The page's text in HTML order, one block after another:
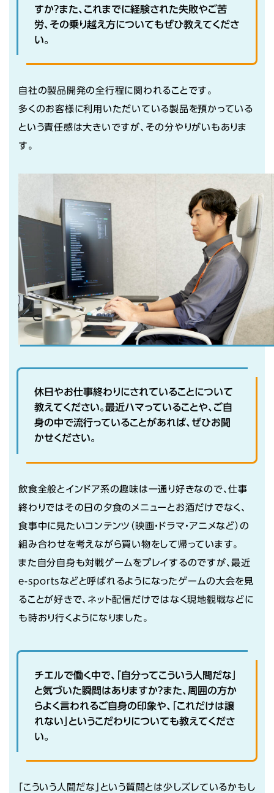
すか？また、これまでに経験された失敗やご苦
労、その乗り越え方についてもぜひ教えてくださ
い。
自社の製品開発の全行程に関われることです。
多くのお客様に利用いただいている製品を預かっている
という責任感は大きいですが、その分やりがいもありま
す。
休日やお仕事終わりにされていることについて
教えてください。最近ハマっていることや、ご自
身の中で流行っていることがあれば、ぜひお聞
かせください。
飲食全般とインドア系の趣味は一通り好きなので、仕事
終わりではその日の夕食のメニューとお酒だけでなく、
食事中に見たいコンテンツ（映画・ドラマ・アニメなど）の
組み合わせを考えながら買い物をして帰っています。
また自分自身も対戦ゲームをプレイするのですが、最近
e-sportsなどと呼ばれるようになったゲームの大会を見
ることが好きで、ネット配信だけではなく現地観戦などに
も時おり行くようになりました。
チエルで働く中で、「自分ってこういう人間だな」
と気づいた瞬間はありますか？また、周囲の方か
らよく言われるご自身の印象や、「これだけは譲
れない」というこだわりについても教えてくださ
い。
「こういう人間だな」という質問とは少しズレているかもし